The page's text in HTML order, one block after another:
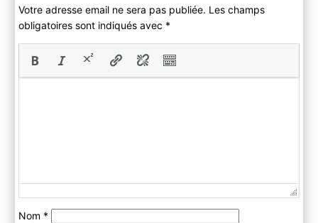
Votre adresse email ne sera pas publiée. Les champs
obligatoires sont indiqués avec *
Nom *